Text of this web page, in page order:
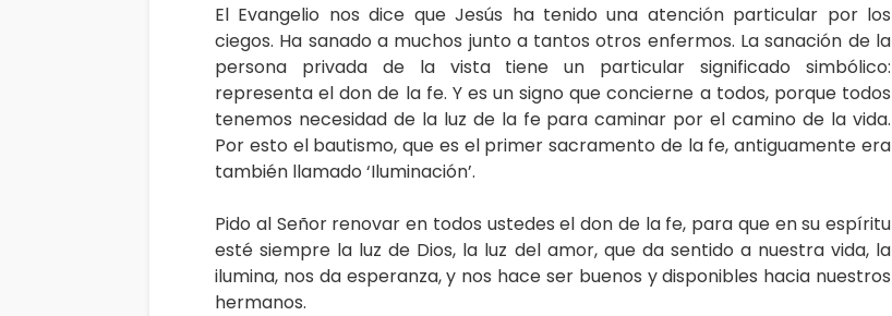
El Evangelio nos dice que Jesús ha tenido una atención particular por los
ciegos. Ha sanado a muchos junto a tantos otros enfermos. La sanación de la
persona privada de la vista tiene un particular significado simbólico:
representa el don de la fe. Y es un signo que concierne a todos, porque todos
tenemos necesidad de la luz de la fe para caminar por el camino de la vida.
Por esto el bautismo, que es el primer sacramento de la fe, antiguamente era
también llamado ‘Iluminación’.
Pido al Señor renovar en todos ustedes el don de la fe, para que en su espíritu
esté siempre la luz de Dios, la luz del amor, que da sentido a nuestra vida, la
ilumina, nos da esperanza, y nos hace ser buenos y disponibles hacia nuestros
hermanos.